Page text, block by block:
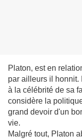
Platon, est en
par ailleurs il
à la célébrité de sa
considère la
grand devoir d'un
vie.
Malgré tout, Platon